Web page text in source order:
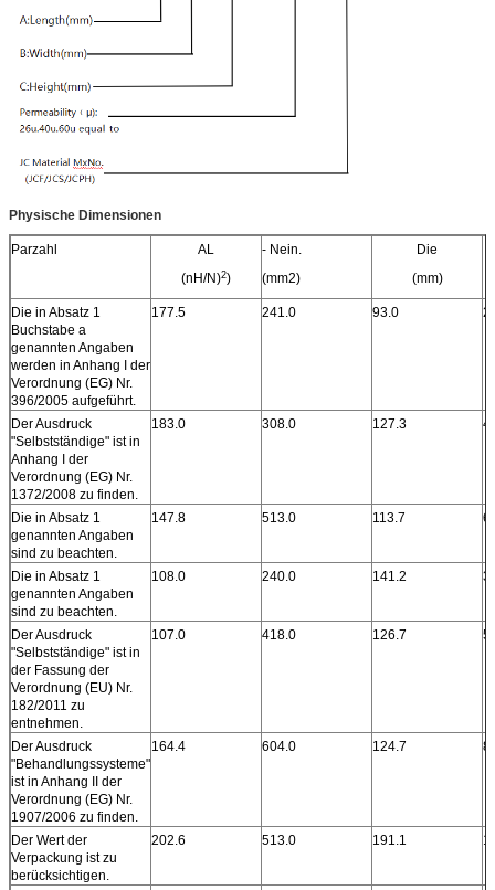
Physische Dimensionen
Parzahl
AL
(nH/N)2)
- Nein.
(mm2)
Die
(mm)
Die in Absatz 1
Buchstabe a
genannten Angaben
werden in Anhang I der
Verordnung (EG) Nr.
396/2005 aufgeführt.
177.5 241.0 93.0
Der Ausdruck
"Selbstständige" ist in
Anhang I der
Verordnung (EG) Nr.
1372/2008 zu finden.
183.0 308.0 127.3
Die in Absatz 1
genannten Angaben
sind zu beachten.
147.8 513.0 113.7
Die in Absatz 1
genannten Angaben
sind zu beachten.
108.0 240.0 141.2
Der Ausdruck
"Selbstständige" ist in
der Fassung der
Verordnung (EU) Nr.
182/2011 zu
entnehmen.
107.0 418.0 126.7
Der Ausdruck
"Behandlungssysteme"
ist in Anhang II der
Verordnung (EG) Nr.
1907/2006 zu finden.
164.4 604.0 124.7
Der Wert der
Verpackung ist zu
berücksichtigen.
202.6 513.0 191.1